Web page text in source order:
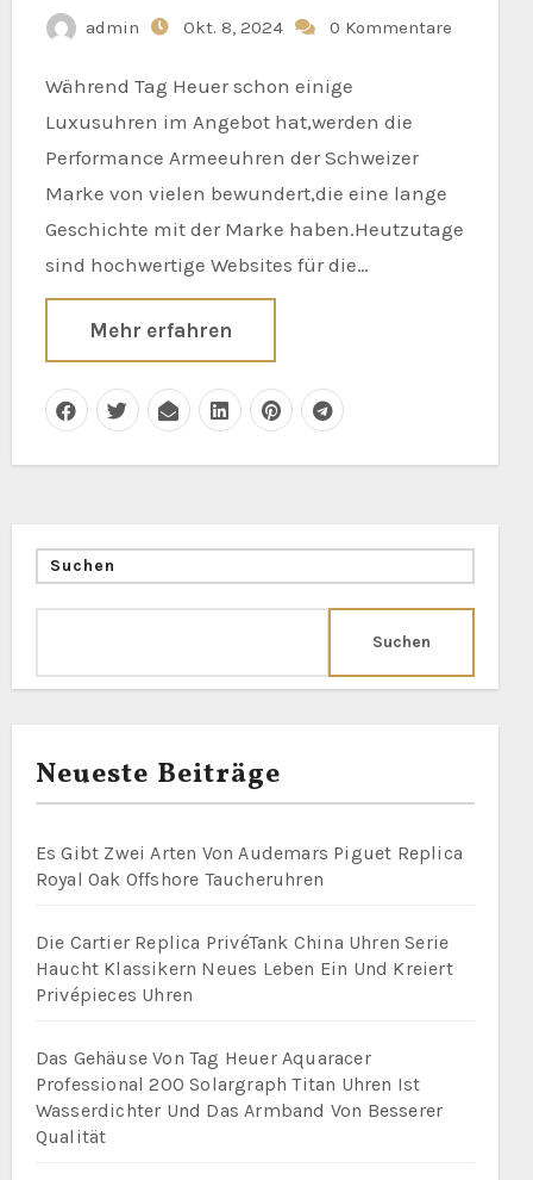
admin Okt. 8, 2024 0 Kommentare
Während Tag Heuer schon einige
Luxusuhren im Angebot hat,werden die
Performance Armeeuhren der Schweizer
Marke von vielen bewundert,die eine lange
Geschichte mit der Marke haben.Heutzutage
sind hochwertige Websites für die…
Mehr erfahren
Suchen
Suchen
Neueste Beiträge
Es Gibt Zwei Arten Von Audemars Piguet Replica
Royal Oak Offshore Taucheruhren
Die Cartier Replica PrivéTank China Uhren Serie
Haucht Klassikern Neues Leben Ein Und Kreiert
Privépieces Uhren
Das Gehäuse Von Tag Heuer Aquaracer
Professional 200 Solargraph Titan Uhren Ist
Wasserdichter Und Das Armband Von Besserer
Qualität